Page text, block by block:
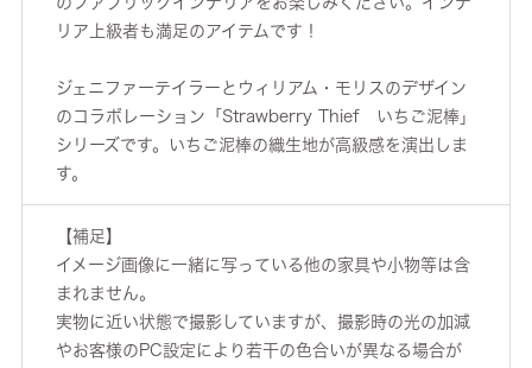
リア上級者も満足のアイテムです！
ジェニファーテイラーとウィリアム・モリスのデザイン
のコラボレーション「Strawberry Thief いちご泥棒」
シリーズです。いちご泥棒の織生地が高級感を演出しま
す。
【補足】
イメージ画像に一緒に写っている他の家具や小物等は含
まれません。
実物に近い状態で撮影していますが、撮影時の光の加減
やお客様のPC設定により若干の色合いが異なる場合が